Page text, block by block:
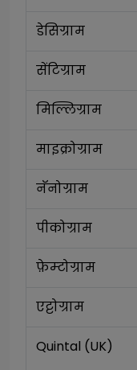
डेसिग्राम
सेंटिग्राम
मिल्लिग्राम
माइक्रोग्राम
नॅनोग्राम
पीकोग्राम
फ़ेम्टोग्राम
एट्टोग्राम
Quintal (UK)